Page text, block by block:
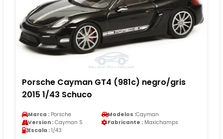
Porsche Cayman GT4 (981c) negro/gris
2015 1/43 Schuco
Marca : Porsche Modelos :Cayman
Version : Cayman S Fabricante : Maxichamps
Escala : 1/43